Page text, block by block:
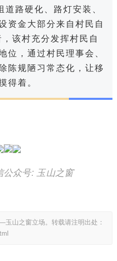
路硬化、路灯安装、
资金大部分来自村民自
该村充分发挥村民自
位，通过村民理事会、
陈规陋习常态化，让移
得着。
公众号: 玉山之窗
山之窗立场。转载请注明出处：